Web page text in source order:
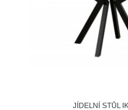
JÍDELNÍ STŮL